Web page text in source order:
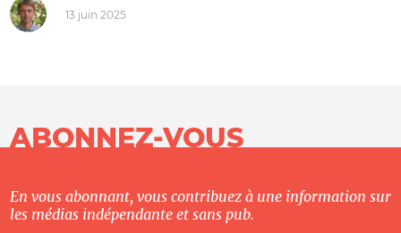
13 juin 2025
ABONNEZ-VOUS
En vous abonnant, vous contribuez à une information sur
les médias indépendante et sans pub.